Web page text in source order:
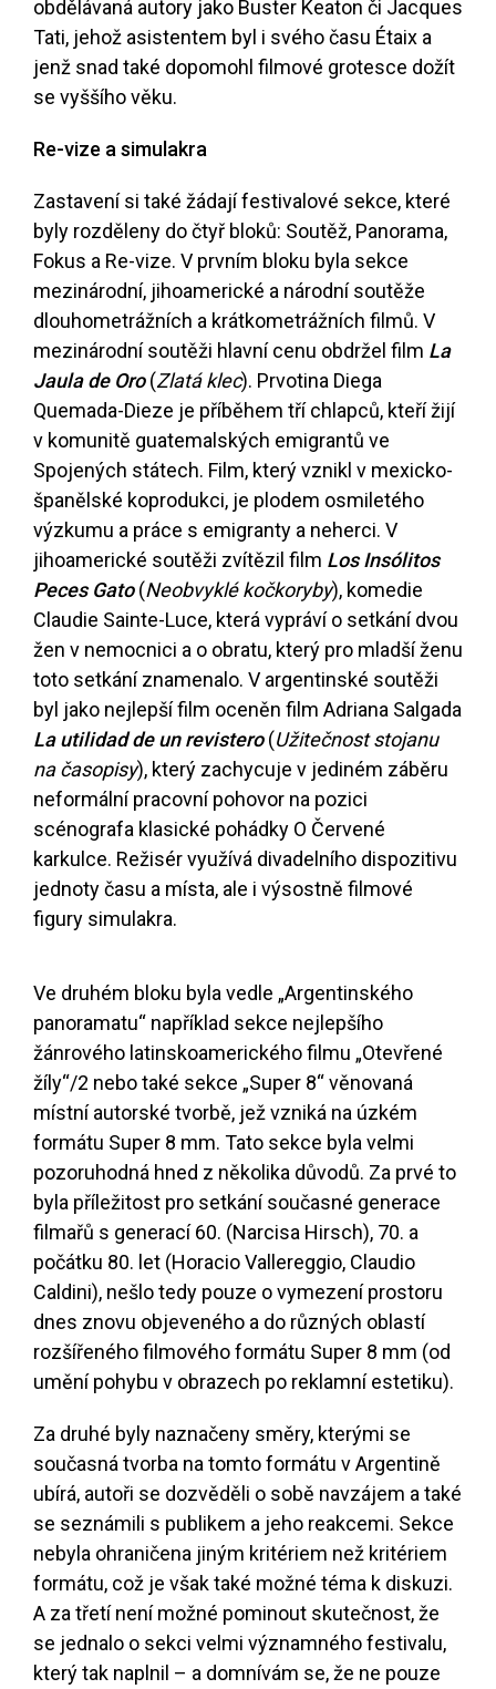
obdělávaná autory jako Buster Keaton či Jacques
Tati, jehož asistentem byl i svého času Étaix a
jenž snad také dopomohl filmové grotesce dožít
se vyššího věku.
Re-vize a simulakra
Zastavení si také žádají festivalové sekce, které
byly rozděleny do čtyř bloků: Soutěž, Panorama,
Fokus a Re-vize. V prvním bloku byla sekce
mezinárodní, jihoamerické a národní soutěže
dlouhometrážních a krátkometrážních filmů. V
mezinárodní soutěži hlavní cenu obdržel film La
Jaula de Oro (Zlatá klec). Prvotina Diega
Quemada-Dieze je příběhem tří chlapců, kteří žijí
v komunitě guatemalských emigrantů ve
Spojených státech. Film, který vznikl v mexicko-
španělské koprodukci, je plodem osmiletého
výzkumu a práce s emigranty a neherci. V
jihoamerické soutěži zvítězil film Los Insólitos
Peces Gato (Neobvyklé kočkoryby), komedie
Claudie Sainte-Luce, která vypráví o setkání dvou
žen v nemocnici a o obratu, který pro mladší ženu
toto setkání znamenalo. V argentinské soutěži
byl jako nejlepší film oceněn film Adriana Salgada
La utilidad de un revistero(Užitečnost stojanu
na časopisy), který zachycuje v jediném záběru
neformální pracovní pohovor na pozici
scénografa klasické pohádky O Červené
karkulce. Režisér využívá divadelního dispozitivu
jednoty času a místa, ale i výsostně filmové
figury simulakra.
Ve druhém bloku byla vedle „Argentinského
panoramatu“ například sekce nejlepšího
žánrového latinskoamerického filmu „Otevřené
žíly“/2 nebo také sekce „Super 8“ věnovaná
místní autorské tvorbě, jež vzniká na úzkém
formátu Super 8 mm. Tato sekce byla velmi
pozoruhodná hned z několika důvodů. Za prvé to
byla příležitost pro setkání současné generace
filmařů s generací 60. (Narcisa Hirsch), 70. a
počátku 80. let (Horacio Vallereggio, Claudio
Caldini), nešlo tedy pouze o vymezení prostoru
dnes znovu objeveného a do různých oblastí
rozšířeného filmového formátu Super 8 mm (od
umění pohybu v obrazech po reklamní estetiku).
Za druhé byly naznačeny směry, kterými se
současná tvorba na tomto formátu v Argentině
ubírá, autoři se dozvěděli o sobě navzájem a také
se seznámili s publikem a jeho reakcemi. Sekce
nebyla ohraničena jiným kritériem než kritériem
formátu, což je však také možné téma k diskuzi.
A za třetí není možné pominout skutečnost, že
se jednalo o sekci velmi významného festivalu,
který tak naplnil – a domnívám se, že ne pouze